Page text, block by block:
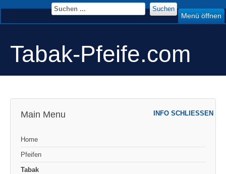
Tabak-Pfeife.com
Suchen
Menü öffnen
Main Menu
Home
Pfeifen
Tabak
INFO SCHLIESSEN